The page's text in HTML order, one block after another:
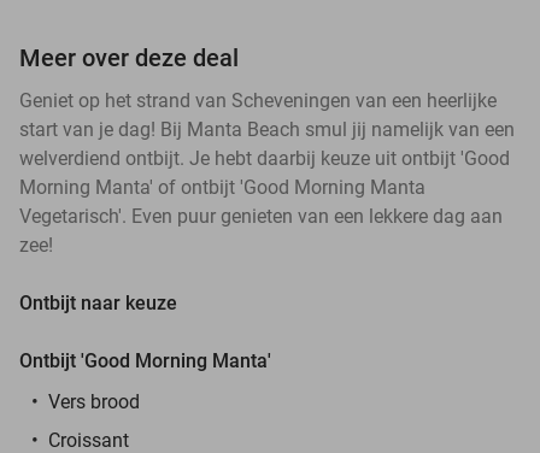
Meer over deze deal
Geniet op het strand van Scheveningen van een heerlijke
start van je dag! Bij Manta Beach smul jij namelijk van een
welverdiend ontbijt. Je hebt daarbij keuze uit ontbijt 'Good
Morning Manta' of ontbijt 'Good Morning Manta
Vegetarisch'. Even puur genieten van een lekkere dag aan
zee!
Ontbijt naar keuze
Ontbijt 'Good Morning Manta'
Vers brood
Croissant